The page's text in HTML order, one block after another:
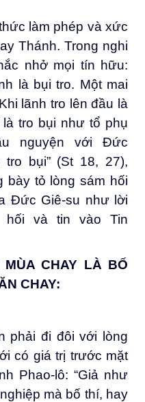
làm phép và xức
Thánh. Trong nghi
nhở mọi tín hữu:
là bụi tro. Một mai
lãnh tro lên đầu là
tro bụi như tổ phụ
nguyện với Đức
tro bụi” (St 18, 27),
bày tỏ lòng sám hối
Đức Giê-su như lời
hối và tin vào Tin
MÙA CHAY LÀ BỐ
CHAY:
phải đi đôi với lòng
có giá trị trước mặt
Phao-lô: “Giả như
mà bố thí, hay